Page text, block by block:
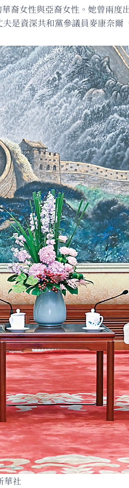
裔女性與亞裔女性。她曾兩
夫是資深共和黨參議員麥康奈
華社